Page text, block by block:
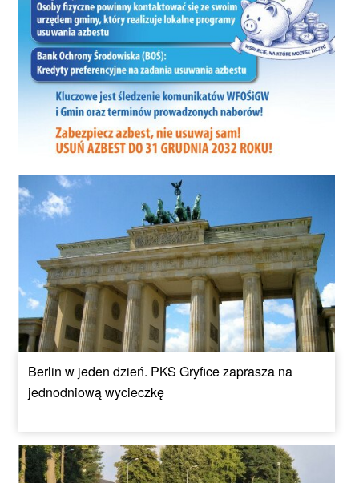
Berlin w jeden dzień. PKS Gryfice zaprasza na
jednodniową wycieczkę